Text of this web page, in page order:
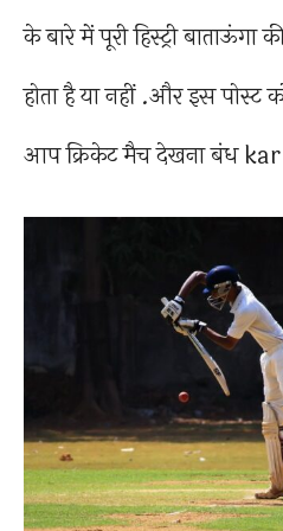
के बारे में पूरी हिस्ट्री
होता है या नहीं .और इस पोस्ट
आप क्रिकेट मैच देखना बंध